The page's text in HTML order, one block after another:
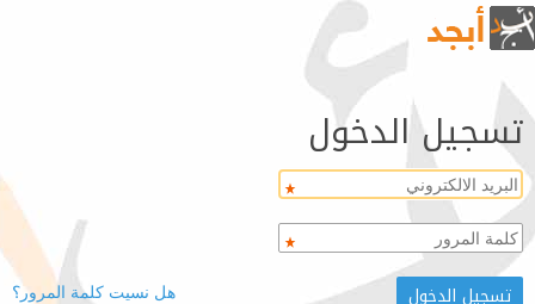
تسجيل الدخول
هل نسيت كلمة المرور؟